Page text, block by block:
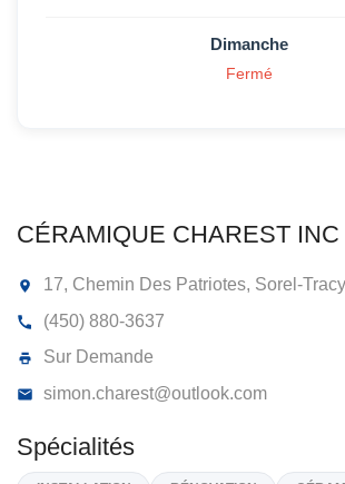
CÉRAMIQUE CHAREST
17, Chemin Des Patriotes, Sorel-
Dimanche
Fermé